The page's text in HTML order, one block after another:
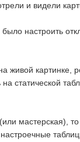
и видели
настроить
картинке,
статической
мастерская),